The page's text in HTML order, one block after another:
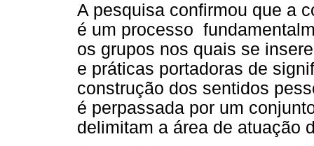
A pesquisa confirmou que a
é um processo
os grupos nos quais se
e práticas portadoras de
construção dos sentidos
é perpassada por um
delimitam a área de atuação